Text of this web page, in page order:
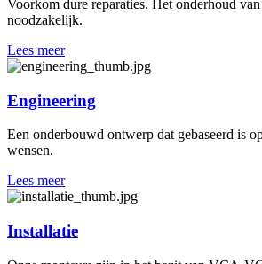
Voorkom dure reparaties. Het onderhoud
noodzakelijk.
Lees meer
Engineering
Een onderbouwd ontwerp dat gebaseerd is
wensen.
Lees meer
Installatie